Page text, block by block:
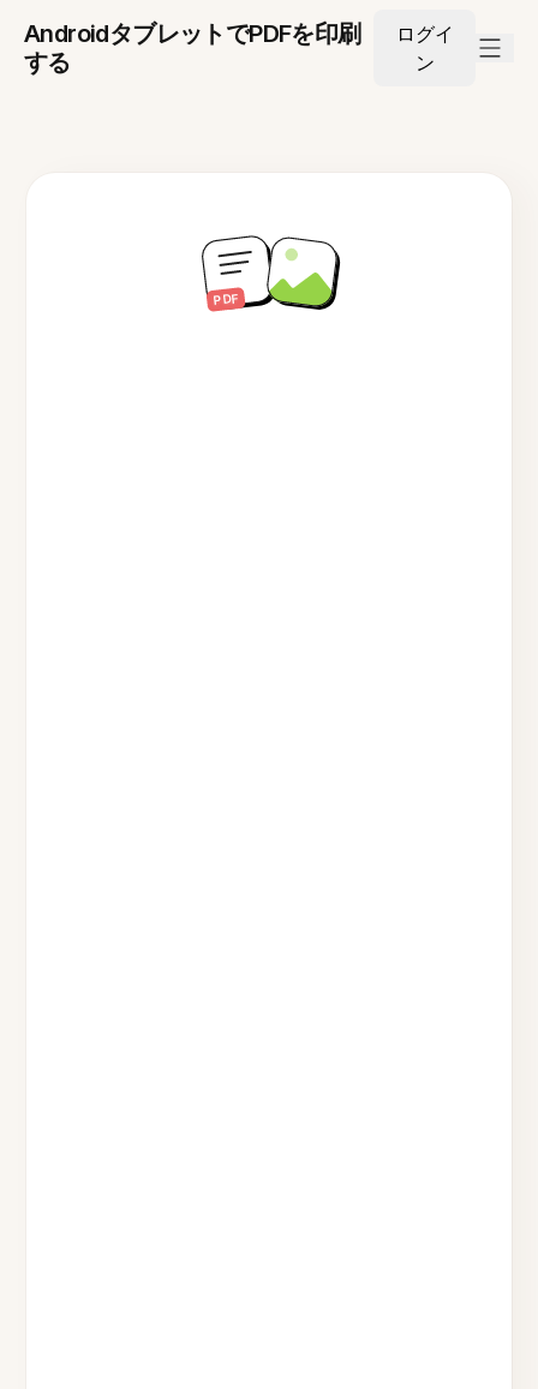
AndroidタブレットでPDFを印刷
する
ログイ
ン